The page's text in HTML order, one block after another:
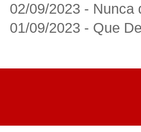
02/09/2023 - Nunca
01/09/2023 - Que